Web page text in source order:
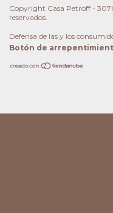
Copyright Casa Petroff -
reservados.
Defensa de las y los
Botón de